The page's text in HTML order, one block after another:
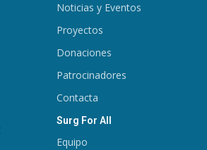
Noticias y Eventos
Proyectos
Donaciones
Patrocinadores
Contacta
Surg For All
Equipo